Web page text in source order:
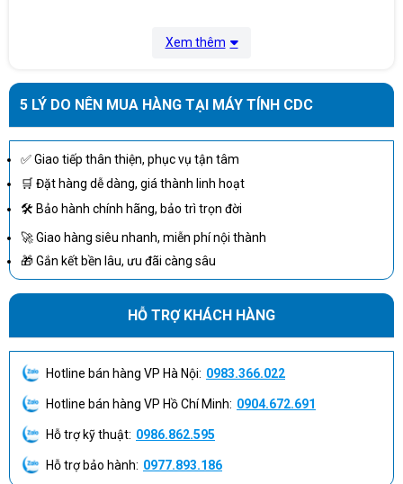
1 x HDMI cable - 6 ft
Bảo hành 36 Tháng
Xem thêm
5 LÝ DO NÊN MUA HÀNG TẠI MÁY TÍNH CDC
✅ Giao tiếp thân thiện, phục vụ tận tâm
🛒 Đặt hàng dễ dàng, giá thành linh hoạt
🛠 Bảo hành chính hãng, bảo trì trọn đời
🚀 Giao hàng siêu nhanh, miễn phí nội thành
🎁 Gắn kết bền lâu, ưu đãi càng sâu
HỖ TRỢ KHÁCH HÀNG
Hotline bán hàng VP Hà Nội: 0983.366.022
Hotline bán hàng VP Hồ Chí Minh: 0904.672.691
Hỗ trợ kỹ thuật: 0986.862.595
Hỗ trợ bảo hành: 0977.893.186